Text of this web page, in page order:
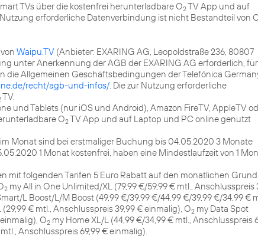
TVs über die kostenfrei herunterladbare O2TV App und auf
erforderliche Datenverbindung ist nicht Bestandteil von
Waipu.TV (Anbieter: EXARING AG, Leopoldstraße 236, 80807
unter Anerkennung der AGB der EXARING AG erforderlich,
die Allgemeinen Geschäftsbedingungen der Telefónica
recht/agb-und-infos/. Die zur Nutzung erforderliche
TV.
und Tablets (nur iOS und Android), Amazon FireTV, AppleTV
O2TV App und auf Laptop und PC online genutzt
Monat sind bei erstmaliger Buchung bis 04.05.2020 3 Monate
1 Monat kostenfrei, haben eine Mindestlaufzeit von 1
mit folgenden Tarifen 5 Euro Rabatt auf den monatlichen
2 my All in One Unlimited/XL (79,99 €/59,99 € mtl., Anschlusspreis
L Boost/L/M Boost (49,99 €/39,99 €/44,99 €/39,99 €/34,99 €
(29,99 € mtl., Anschlusspreis 39,99 € einmalig), O2 my Data Spot
O2 my Home XL/L (44,99 €/34,99 € mtl., Anschlusspreis
Anschlusspreis 69,99 € einmalig).